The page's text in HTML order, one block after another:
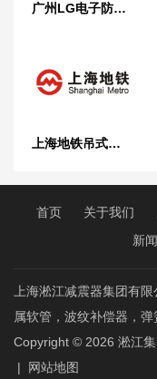
广州LG电子防爆橡胶接头项目案例示范
上海地铁吊式弹簧减震器案例示范
首页 关于我们
新
上海淞江减震器集团有
属软管，波纹补偿器，
Copyright © 2026 淞江
|
网站地图